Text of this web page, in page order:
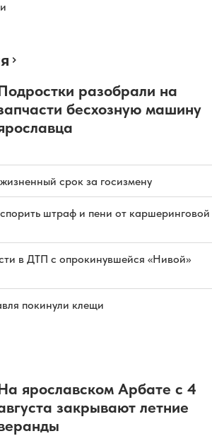
разобрали на
бесхозную машину
срок за госизмену
штраф и пени от каршеринговой
в ДТП с опрокинувшейся «Нивой»
покинули клещи
ярославском Арбате с 4
закрывают летние